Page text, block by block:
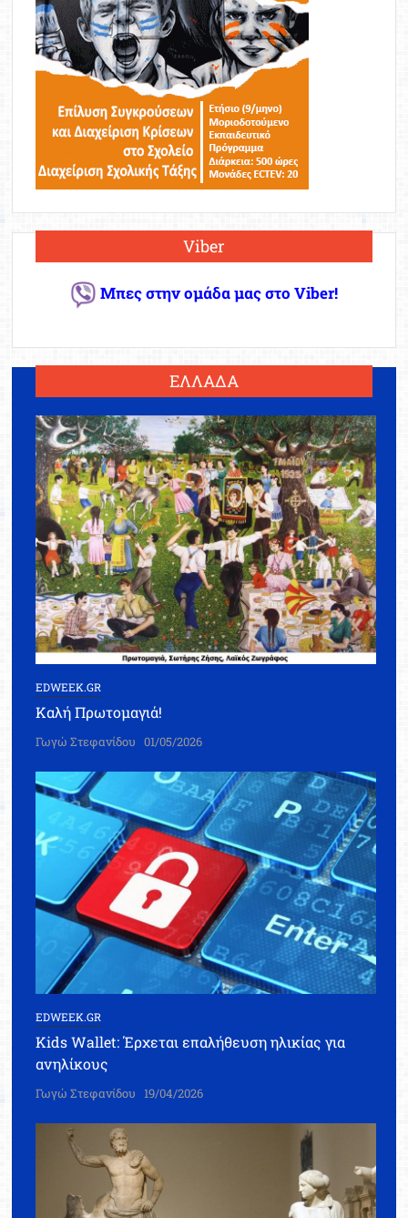
Viber
Μπες στην ομάδα μας στο Viber!
ΕΛΛΑΔΑ
EDWEEK.GR
Καλή Πρωτομαγιά!
Γωγώ Στεφανίδου 01/05/2026
EDWEEK.GR
Kids Wallet: Έρχεται επαλήθευση ηλικίας για
ανηλίκους
Γωγώ Στεφανίδου 19/04/2026